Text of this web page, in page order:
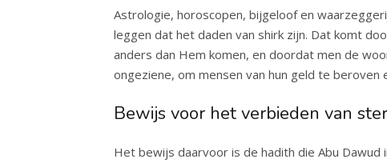
Astrologie, horoscopen, bijgeloof en
leggen dat het daden van shirk zijn. Dat komt
anders dan Hem komen, en doordat men de
ongeziene, om mensen van hun geld te
Bewijs voor het verbieden van
Het bewijs daarvoor is de hadith die Abu Dawud